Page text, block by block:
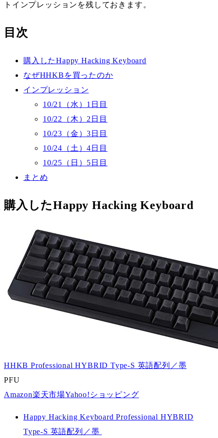
トインプレッションを残しておきます。
目次
購入したHappy Hacking Keyboard
なぜHHKBを買ったのか
インプレッション
10/21（水）1日目
10/22（木）2日目
10/23（金）3日目
10/24（土）4日目
10/25（日）5日目
まとめ
購入したHappy Hacking Keyboard
HHKB Professional HYBRID Type-S 英語配列／墨
PFU
Amazon楽天市場Yahoo!ショッピング
Happy Hacking Keyboard Professional HYBRID
Type-S 英語配列／墨